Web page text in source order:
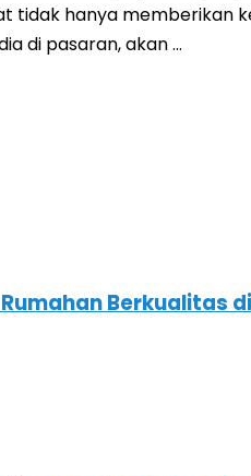
tidak hanya
di pasaran, akan …
Berkualitas